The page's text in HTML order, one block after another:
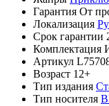
Гарантия От
Локализация
Срок гарантии
Комплектация
Артикул
Возраст 12+
Тип издания
Тип носителя